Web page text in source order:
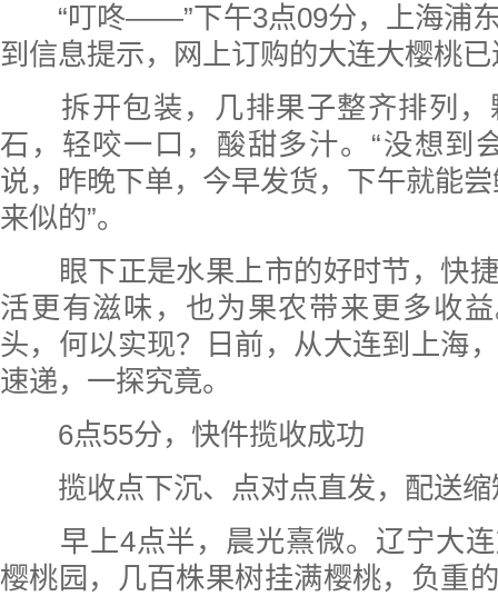
“叮咚——”下午3点09分，上海浦东
到信息提示，网上订购的大连大樱桃
拆开包装，几排果子整齐排列，
石，轻咬一口，酸甜多汁。“没想到
说，昨晚下单，今早发货，下午就能
来似的”。
眼下正是水果上市的好时节，快捷
活更有滋味，也为果农带来更多收
头，何以实现？日前，从大连到上海
速递，一探究竟。
6点55分，快件揽收成功
揽收点下沉、点对点直发，配送
早上4点半，晨光熹微。辽宁大连
樱桃园，几百株果树挂满樱桃，负重